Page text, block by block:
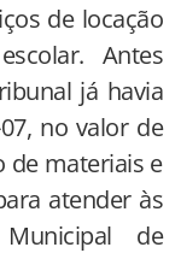
de locação
Antes
já havia
no valor de
de materiais e
atender às
de